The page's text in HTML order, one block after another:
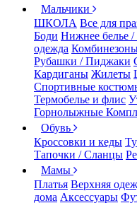
Мальчики
ШКОЛА Все для
Боди Нижнее белье
одежда
Рубашки / Пиджаки
Кардиганы Жилеты
Спортивные
Термобелье и флис
Горнолыжные
Обувь
Кроссовки и кеды
Тапочки / Сланцы
Мамы
Платья Верхняя
дома Аксессуары